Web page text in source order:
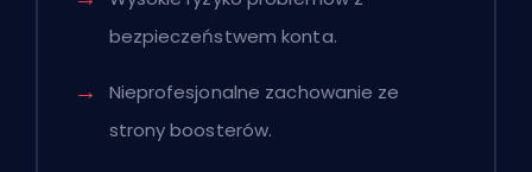
bezpieczeństwem konta.
Nieprofesjonalne zachowanie ze
strony boosterów.